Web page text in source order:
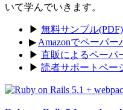
いて学んでいきます。
▶ 無料サンプル
▶ Amazonでペーパー
▶ 直販によるペーパ
▶ 読者サポートペー